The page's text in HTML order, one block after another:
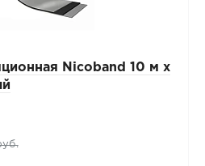
Nicoband 10 м х